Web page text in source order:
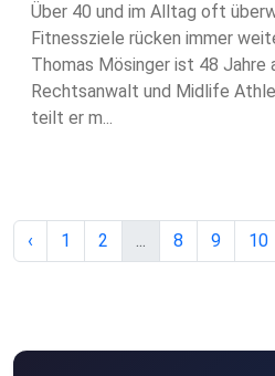
Über 40 und im Alltag oft
Fitnessziele rücken immer
Thomas Mösinger ist 48 Jahre
Rechtsanwalt und Midlife
teilt er m...
‹ 1 2 ... 8 9 10